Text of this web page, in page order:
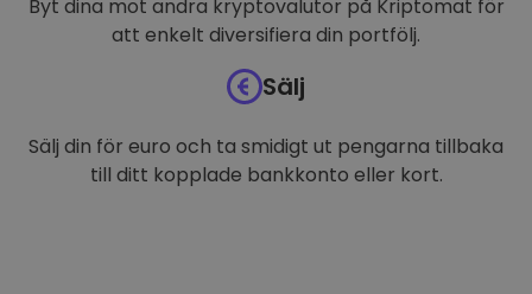
Byt dina mot andra kryptovalutor på Kriptomat för
att enkelt diversifiera din portfölj.
Sälj
Sälj din för euro och ta smidigt ut pengarna tillbaka
till ditt kopplade bankkonto eller kort.